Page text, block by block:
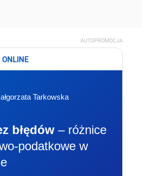
AUTOPROMOCJA
Tarkowska
błędów – różnice
podatkowe w